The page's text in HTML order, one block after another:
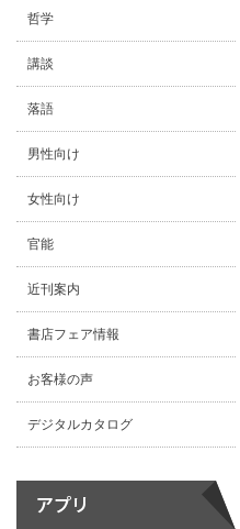
哲学
講談
落語
男性向け
女性向け
官能
近刊案内
書店フェア情報
お客様の声
デジタルカタログ